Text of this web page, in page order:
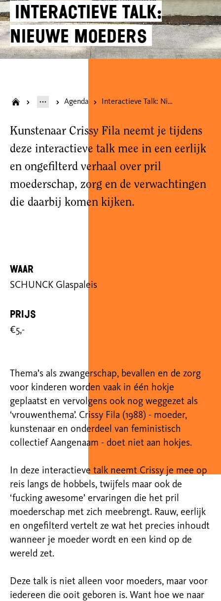
Interactieve Talk:
Nieuwe Moeders
Agenda Interactieve Talk: Nieuwe Moeders
Kunstenaar Crissy Fila neemt je tijdens
deze interactieve talk mee in een eerlijk
en ongefilterd verhaal over pril
moederschap, zorg en de verwachtingen
die daarbij komen kijken.
Waar
SCHUNCK Glaspaleis
Prijs
€5,-
Thema’s als zwangerschap, bevallen en de zorg
voor kinderen worden vaak in één hokje
geplaatst en vervolgens ook nog weggezet als
‘vrouwenthema’. Crissy Fila (1988) - moeder,
kunstenaar en onderdeel van feministisch
collectief Aangenaam - doet niet aan hokjes.
In deze interactieve talk neemt Crissy je mee op
reis langs de hobbels, twijfels maar ook de
‘fucking awesome’ ervaringen die het pril
moederschap met zich meebrengt. Rauw, eerlijk
en ongefilterd vertelt ze wat het precies inhoudt
wanneer je moeder wordt en een kind op de
wereld zet.
Deze talk is niet alleen voor moeders, maar voor
iedereen die ooit geboren is. Want hoe we naar